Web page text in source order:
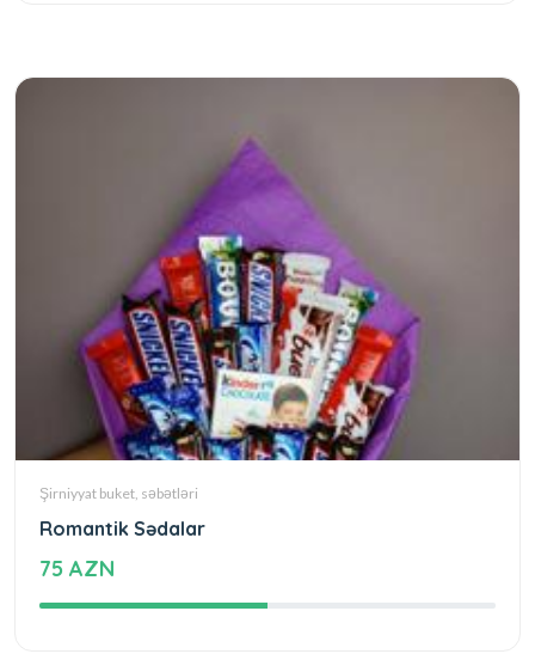
Şirniyyat buket, səbətləri
Romantik Sədalar
75 AZN